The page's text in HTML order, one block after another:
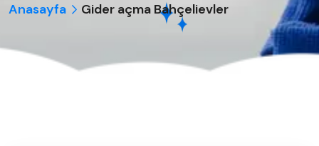
Anasayfa Gider açma Bahçelievler